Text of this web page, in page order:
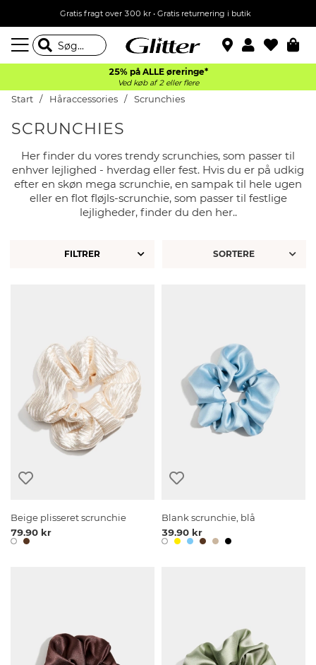
Gratis fragt over 300 kr • Gratis returnering i butik
25% på ALLE øreringe*
Ved køb af 2 eller flere
Start Håraccessories Scrunchies
SCRUNCHIES
Her finder du vores trendy scrunchies, som passer til
enhver lejlighed - hverdag eller fest. Hvis du er på udkig
efter en skøn mega scrunchie, en sampak til hele ugen
eller en flot fløjls-scrunchie, som passer til festlige
lejligheder, finder du den her..
FILTRER
Beige plisseret scrunchie
79.90 kr
Blank scrunchie, blå
39.90 kr